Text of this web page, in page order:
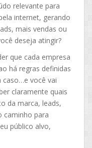
relevante para
internet, gerando
mais vendas ou
deseja atingir?
que cada empresa
há regras definidas
caso…e você vai
claramente quais
da marca, leads,
caminho para
público alvo,